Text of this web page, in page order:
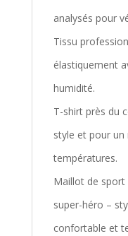
analysés pour
Tissu
élastiquement
humidité.
T-shirt près du
style et pour
températures.
Maillot de sport
super-héro –
confortable et